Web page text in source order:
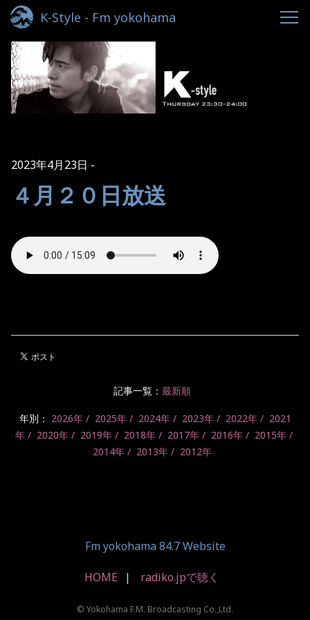
K-Style - Fm yokohama
2023年4月23日
４月２０日放送
記事一覧： 最新順
年別： 2026年 2025年 2024年 2023年 2022年
2021
年
2020年 2019年 2018年 2017年 2016年
2015年
2014年
2013年 2012年
Fm yokohama 84.7 Website
HOME radiko.jpで聴く
© Yokohama F.M. Broadcasting Co.,Ltd.